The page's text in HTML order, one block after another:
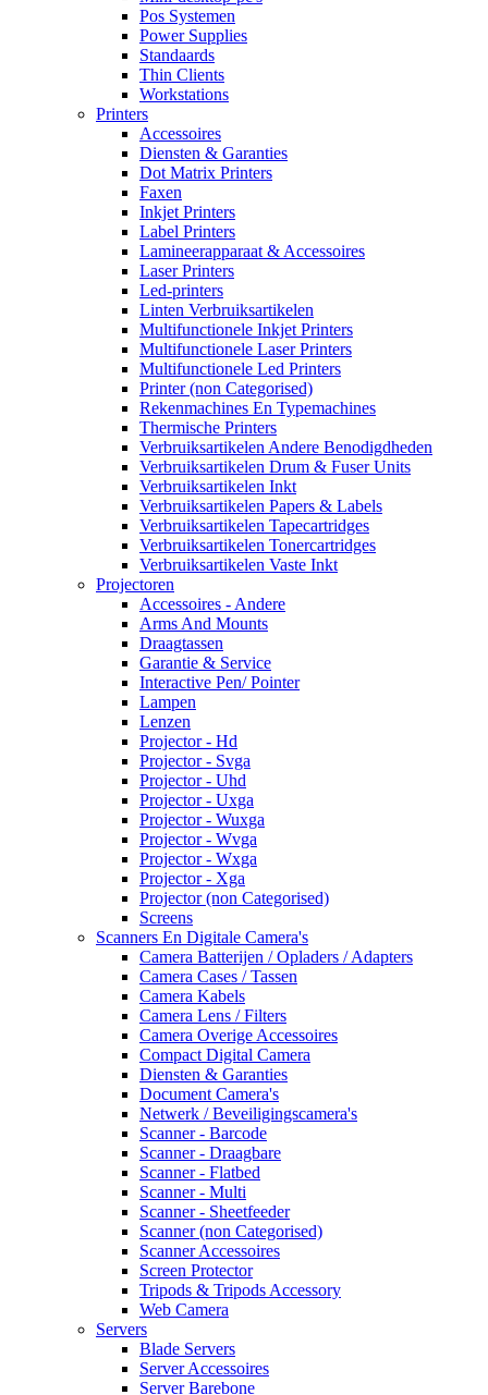
Pos Systemen
Power Supplies
Standaards
Thin Clients
Workstations
Printers
Accessoires
Diensten & Garanties
Dot Matrix Printers
Faxen
Inkjet Printers
Label Printers
Lamineerapparaat & Accessoires
Laser Printers
Led-printers
Linten Verbruiksartikelen
Multifunctionele Inkjet Printers
Multifunctionele Laser Printers
Multifunctionele Led Printers
Printer (non Categorised)
Rekenmachines En Typemachines
Thermische Printers
Verbruiksartikelen Andere Benodigdheden
Verbruiksartikelen Drum & Fuser Units
Verbruiksartikelen Inkt
Verbruiksartikelen Papers & Labels
Verbruiksartikelen Tapecartridges
Verbruiksartikelen Tonercartridges
Verbruiksartikelen Vaste Inkt
Projectoren
Accessoires - Andere
Arms And Mounts
Draagtassen
Garantie & Service
Interactive Pen/ Pointer
Lampen
Lenzen
Projector - Hd
Projector - Svga
Projector - Uhd
Projector - Uxga
Projector - Wuxga
Projector - Wvga
Projector - Wxga
Projector - Xga
Projector (non Categorised)
Screens
Scanners En Digitale Camera's
Camera Batterijen / Opladers / Adapters
Camera Cases / Tassen
Camera Kabels
Camera Lens / Filters
Camera Overige Accessoires
Compact Digital Camera
Diensten & Garanties
Document Camera's
Netwerk / Beveiligingscamera's
Scanner - Barcode
Scanner - Draagbare
Scanner - Flatbed
Scanner - Multi
Scanner - Sheetfeeder
Scanner (non Categorised)
Scanner Accessoires
Screen Protector
Tripods & Tripods Accessory
Web Camera
Servers
Blade Servers
Server Accessoires
Server Barebone